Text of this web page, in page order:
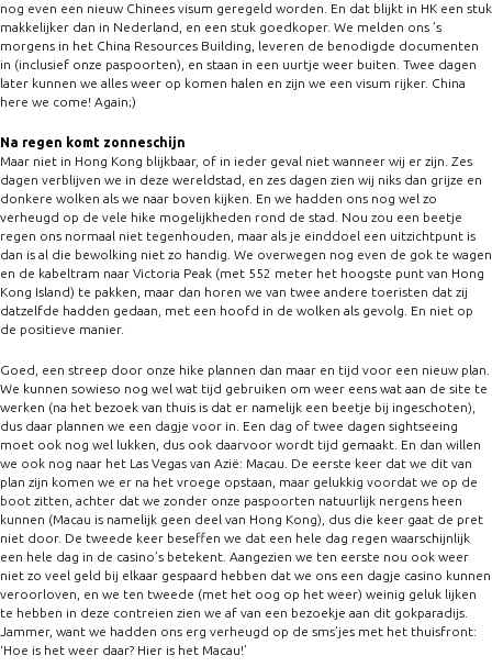
nog even een nieuw Chinees visum geregeld worden. En dat blijkt in HK een stuk
makkelijker dan in Nederland, en een stuk goedkoper. We melden ons ’s
morgens in het China Resources Building, leveren de benodigde documenten
in (inclusief onze paspoorten), en staan in een uurtje weer buiten. Twee dagen
later kunnen we alles weer op komen halen en zijn we een visum rijker. China
here we come! Again;)
Na regen komt zonneschijn
Maar niet in Hong Kong blijkbaar, of in ieder geval niet wanneer wij er zijn. Zes
dagen verblijven we in deze wereldstad, en zes dagen zien wij niks dan grijze en
donkere wolken als we naar boven kijken. En we hadden ons nog wel zo
verheugd op de vele hike mogelijkheden rond de stad. Nou zou een beetje
regen ons normaal niet tegenhouden, maar als je einddoel een uitzichtpunt is
dan is al die bewolking niet zo handig. We overwegen nog even de gok te wagen
en de kabeltram naar Victoria Peak (met 552 meter het hoogste punt van Hong
Kong Island) te pakken, maar dan horen we van twee andere toeristen dat zij
datzelfde hadden gedaan, met een hoofd in de wolken als gevolg. En niet op
de positieve manier.
Goed, een streep door onze hike plannen dan maar en tijd voor een nieuw plan.
We kunnen sowieso nog wel wat tijd gebruiken om weer eens wat aan de site te
werken (na het bezoek van thuis is dat er namelijk een beetje bij ingeschoten),
dus daar plannen we een dagje voor in. Een dag of twee dagen sightseeing
moet ook nog wel lukken, dus ook daarvoor wordt tijd gemaakt. En dan willen
we ook nog naar het Las Vegas van Azië: Macau. De eerste keer dat we dit van
plan zijn komen we er na het vroege opstaan, maar gelukkig voordat we op de
boot zitten, achter dat we zonder onze paspoorten natuurlijk nergens heen
kunnen (Macau is namelijk geen deel van Hong Kong), dus die keer gaat de pret
niet door. De tweede keer beseffen we dat een hele dag regen waarschijnlijk
een hele dag in de casino’s betekent. Aangezien we ten eerste nou ook weer
niet zo veel geld bij elkaar gespaard hebben dat we ons een dagje casino kunnen
veroorloven, en we ten tweede (met het oog op het weer) weinig geluk lijken
te hebben in deze contreien zien we af van een bezoekje aan dit gokparadijs.
Jammer, want we hadden ons erg verheugd op de sms’jes met het thuisfront:
‘Hoe is het weer daar? Hier is het Macau!’